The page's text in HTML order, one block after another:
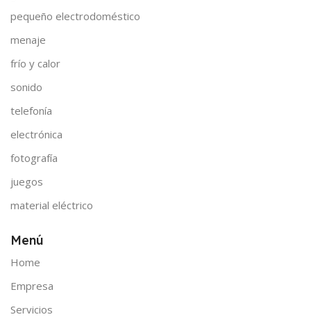
pequeño electrodoméstico
menaje
frío y calor
sonido
telefonía
electrónica
fotografía
juegos
material eléctrico
Menú
Home
Empresa
Servicios